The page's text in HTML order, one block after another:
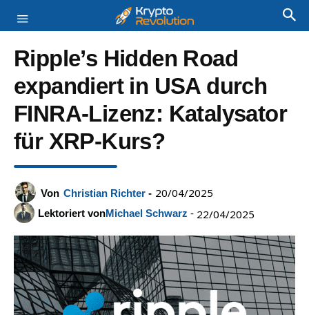
Ripple’s Hidden Road
expandiert in USA durch
FINRA-Lizenz: Katalysator
für XRP-Kurs?
Von Christian Richter - 20/04/2025
Lektoriert vonMichael Schwarz - 22/04/2025